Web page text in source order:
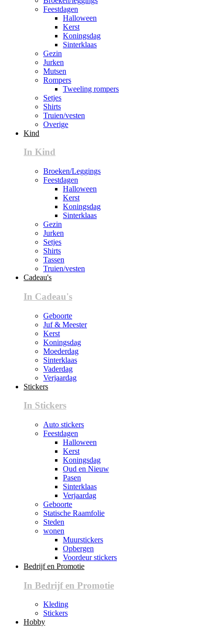
Feestdagen
Halloween
Kerst
Koningsdag
Sinterklaas
Gezin
Jurken
Mutsen
Rompers
Tweeling rompers
Setjes
Shirts
Truien/vesten
Overige
Kind
In Kind
Broeken/Leggings
Feestdagen
Halloween
Kerst
Koningsdag
Sinterklaas
Gezin
Jurken
Setjes
Shirts
Tassen
Truien/vesten
Cadeau's
In Cadeau's
Geboorte
Juf & Meester
Kerst
Koningsdag
Moederdag
Sinterklaas
Vaderdag
Verjaardag
Stickers
In Stickers
Auto stickers
Feestdagen
Halloween
Kerst
Koningsdag
Oud en Nieuw
Pasen
Sinterklaas
Verjaardag
Geboorte
Statische Raamfolie
Steden
wonen
Muurstickers
Opbergen
Voordeur stickers
Bedrijf en Promotie
In Bedrijf en Promotie
Kleding
Stickers
Hobby